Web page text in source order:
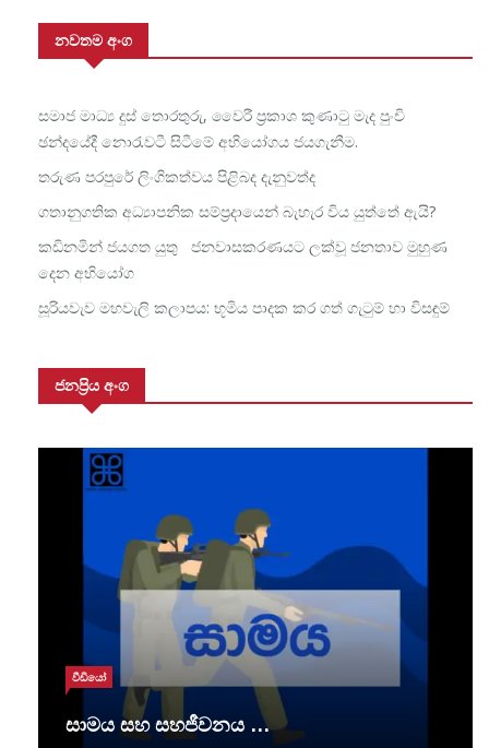
නවතම අංග
සමාජ මාධ්‍ය දුස් තොරතුරු, වෛරී ප්‍රකාශ කුණාටු මැද පුංචි
ඡන්දයේදී නොරැවටී සිටීමේ අභියෝගය ජයගැනීම.
තරුණ පරපුරේ ලිංගිකත්වය පිළිබද දැනුවත්ද
ගතානුගතික අධ්‍යාපනික සම්ප්‍රදායෙන් බැහැර විය යුත්තේ ඇයි?
කඩිනමින් ජයගත යුතු ජනවාසකරණයට ලක්වූ ජනතාව මුහුණ
දෙන අභියෝග
සූරියවැව මහවැලි කලාපය: භූමිය පාදක කර ගත් ගැටුම් හා විසඳුම්
ජනප්‍රිය අංග
වීඩියෝ
සාමය සහ සහජීවනය …